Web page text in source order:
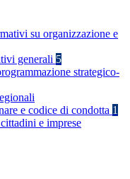
su organizzazione e
generali 5
strategico-
e codice di condotta 1
e imprese